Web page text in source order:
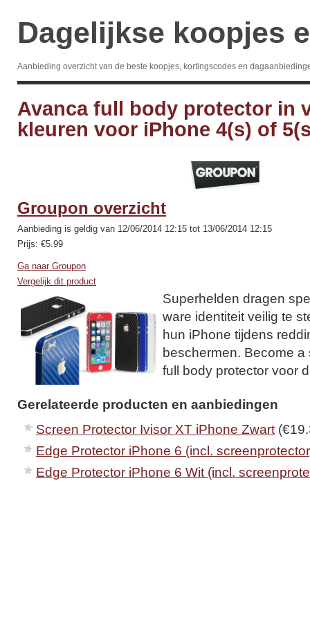
Dagelijkse koopjes
Aanbieding overzicht van de beste koopjes, kortingscodes en
Avanca full body protector in
kleuren voor iPhone 4(s) of
Groupon overzicht
Aanbieding is geldig van 12/06/2014 12:15 tot 13/06/2014 12:15
Prijs: €5.99
Ga naar Groupon
Vergelijk dit product
Superhelden dragen
ware identiteit veilig te
hun iPhone tijdens
beschermen. Become
full body protector voor
Gerelateerde producten en aanbiedingen
Screen Protector Ivisor XT iPhone Zwart
Edge Protector iPhone 6 (incl.
Edge Protector iPhone 6 Wit (incl.